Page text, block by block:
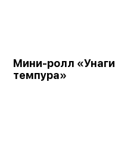
Мини-ролл «Унаги
темпура»